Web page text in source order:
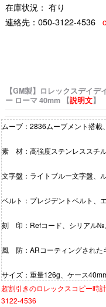
在庫状況： 有り
連絡先： 050-3122-4536
【GM製】ロレックスデイ
ー ローマ 40mm 【説明文】
ムーブ：2836ムーブメント搭
素 材：高強度ステンレススチ
文字盤：ライトブルー文字盤、
ベルト：プレジデントベルト、
刻 印：Refコード、シリアル№
風 防：ARコーティングされた
サイズ：重量126g、ケース
超割引きのロレックスコピー時計
3122-4536